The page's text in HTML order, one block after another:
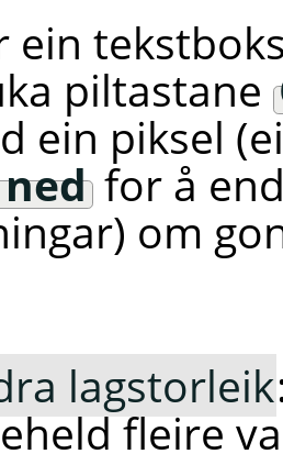
ein
piltastane
ein piksel
for å
om
lagstorleik
fleire